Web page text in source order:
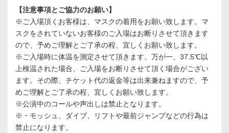
【注意事項とご協力のお願い】
※ご入場頂くお客様は、マスクの着用をお願い致します。マ
スクをされていないお客様のご入場はお断りさせて頂きます
ので、予めご理解とご了承の程、宜しくお願い致します。
※ご入場時に体温を測定させて頂きます。万が一、37.5℃以
上検温された場合、ご入場をお断りさせて頂く場合がござい
ます。その際、チケット代の返金等は出来兼ねますので、予
めご理解とご了承の程、宜しくお願い致します。
※公演中のコールや声出しは禁止となります。
※・モッシュ、ダイブ、リフトや最前ジャンプなどの行為は
禁止になります。